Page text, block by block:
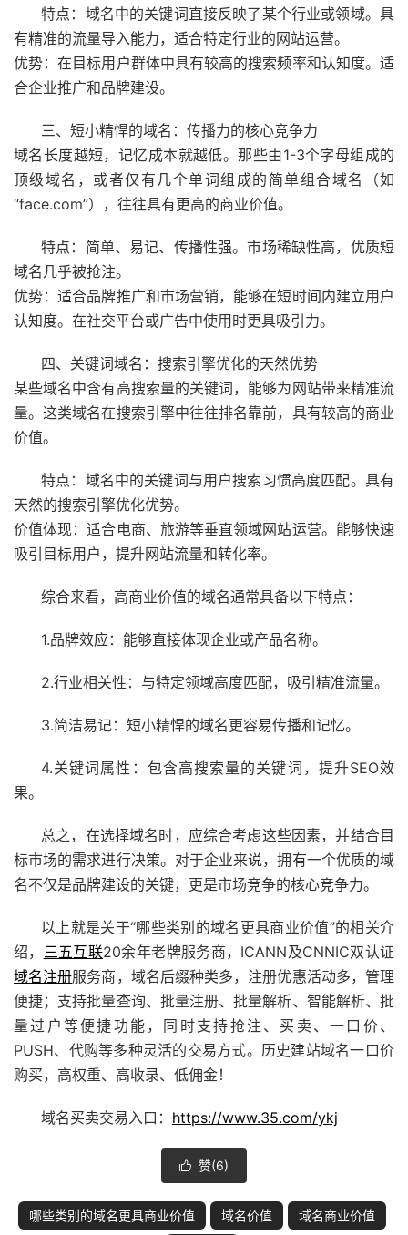
特点：域名中的关键词直接反映了某个行业或领域。具
有精准的流量导入能力，适合特定行业的网站运营。
优势：在目标用户群体中具有较高的搜索频率和认知度。适
合企业推广和品牌建设。
三、短小精悍的域名：传播力的核心竞争力
域名长度越短，记忆成本就越低。那些由1-3个字母组成的
顶级域名，或者仅有几个单词组成的简单组合域名（如
“face.com”），往往具有更高的商业价值。
特点：简单、易记、传播性强。市场稀缺性高，优质短
域名几乎被抢注。
优势：适合品牌推广和市场营销，能够在短时间内建立用户
认知度。在社交平台或广告中使用时更具吸引力。
四、关键词域名：搜索引擎优化的天然优势
某些域名中含有高搜索量的关键词，能够为网站带来精准流
量。这类域名在搜索引擎中往往排名靠前，具有较高的商业
价值。
特点：域名中的关键词与用户搜索习惯高度匹配。具有
天然的搜索引擎优化优势。
价值体现：适合电商、旅游等垂直领域网站运营。能够快速
吸引目标用户，提升网站流量和转化率。
综合来看，高商业价值的域名通常具备以下特点：
1.品牌效应：能够直接体现企业或产品名称。
2.行业相关性：与特定领域高度匹配，吸引精准流量。
3.简洁易记：短小精悍的域名更容易传播和记忆。
4.关键词属性：包含高搜索量的关键词，提升SEO效
果。
总之，在选择域名时，应综合考虑这些因素，并结合目
标市场的需求进行决策。对于企业来说，拥有一个优质的域
名不仅是品牌建设的关键，更是市场竞争的核心竞争力。
以上就是关于“哪些类别的域名更具商业价值”的相关介
绍， 三五互联20余年老牌服务商，ICANN及CNNIC双认证
域名注册服务商，域名后缀种类多，注册优惠活动多，管理
便捷；支持批量查询、批量注册、批量解析、智能解析、批
量过户等便捷功能，同时支持抢注、买卖、一口价、
PUSH、代购等多种灵活的交易方式。历史建站域名一口价
购买，高权重、高收录、低佣金！
域名买卖交易入口： https://www.35.com/ykj
 赞(6)
哪些类别的域名更具商业价值 域名价值 域名商业价值